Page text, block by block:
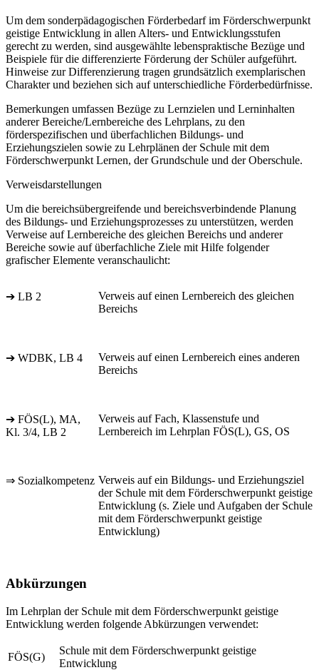
Um dem sonderpädagogischen Förderbedarf im Förderschwerpunkt
geistige Entwicklung in allen Alters- und Entwicklungsstufen
gerecht zu werden, sind ausgewählte lebenspraktische Bezüge und
Beispiele für die differenzierte Förderung der Schüler aufgeführt.
Hinweise zur Differenzierung tragen grundsätzlich exemplarischen
Charakter und beziehen sich auf unterschiedliche Förderbedürfnisse.
Bemerkungen umfassen Bezüge zu Lernzielen und Lerninhalten
anderer Bereiche/Lernbereiche des Lehrplans, zu den
förderspezifischen und überfachlichen Bildungs- und
Erziehungszielen sowie zu Lehrplänen der Schule mit dem
Förderschwerpunkt Lernen, der Grundschule und der Oberschule.
Verweisdarstellungen
Um die bereichsübergreifende und bereichsverbindende Planung
des Bildungs- und Erziehungsprozesses zu unterstützen, werden
Verweise auf Lernbereiche des gleichen Bereichs und anderer
Bereiche sowie auf überfachliche Ziele mit Hilfe folgender
grafischer Elemente veranschaulicht:
➔ LB 2
Verweis auf einen Lernbereich des gleichen
Bereichs
➔ WDBK, LB 4
Verweis auf einen Lernbereich eines anderen
Bereichs
➔ FÖS(L), MA,
Kl. 3/4, LB 2
Verweis auf Fach, Klassenstufe und
Lernbereich im Lehrplan FÖS(L), GS, OS
⇒ Sozialkompetenz Verweis auf ein Bildungs- und Erziehungsziel
der Schule mit dem Förderschwerpunkt geistige
Entwicklung (s. Ziele und Aufgaben der Schule
mit dem Förderschwerpunkt geistige
Entwicklung)
Abkürzungen
Im Lehrplan der Schule mit dem Förderschwerpunkt geistige
Entwicklung werden folgende Abkürzungen verwendet:
FÖS(G)
Schule mit dem Förderschwerpunkt geistige
Entwicklung